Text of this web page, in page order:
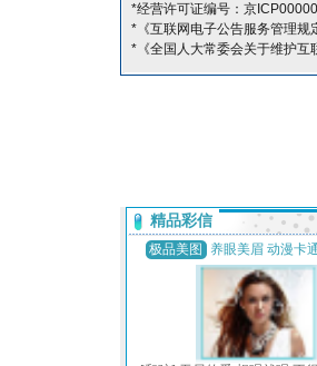
*经营许可证编号：京
*《互联网电子公告服务管理规
*《全国人大常委会关于维护互